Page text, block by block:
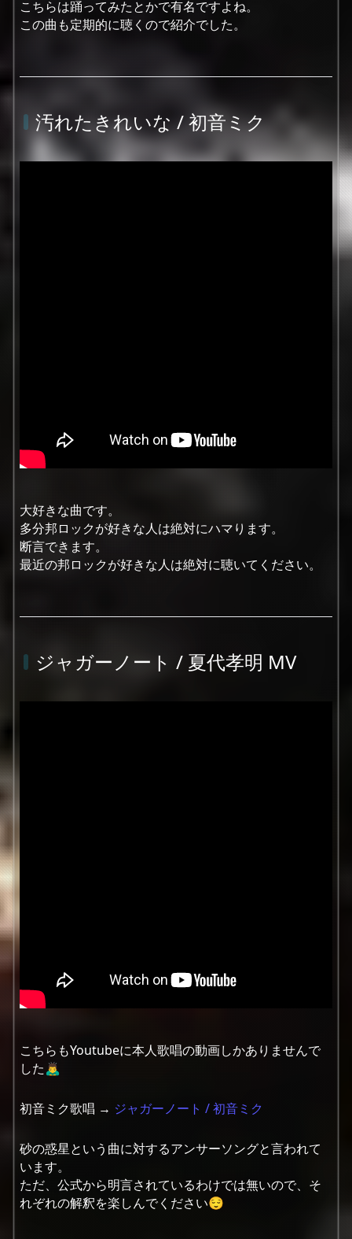
こちらは踊ってみたとかで有名ですよね。
この曲も定期的に聴くので紹介でした。
汚れたきれいな / 初音ミク
大好きな曲です。
多分邦ロックが好きな人は絶対にハマります。
断言できます。
最近の邦ロックが好きな人は絶対に聴いてください。
ジャガーノート / 夏代孝明 MV
こちらもYoutubeに本人歌唱の動画しかありませんで
した🙇‍♂️
初音ミク歌唱 → ジャガーノート / 初音ミク
砂の惑星という曲に対するアンサーソングと言われて
います。
ただ、公式から明言されているわけでは無いので、そ
れぞれの解釈を楽しんでください😌